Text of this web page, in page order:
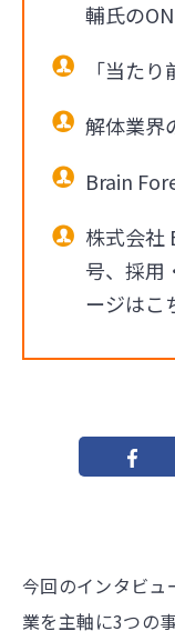
輔氏の
「当た
解体業界
Brain
株式会社
号、採用
ージはこ
今回のインタビュ
業を主軸に3つの